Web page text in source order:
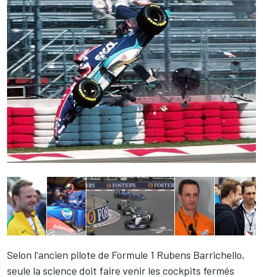
Selon l'ancien pilote de Formule 1 Rubens Barrichello,
seule la science doit faire venir les cockpits fermés